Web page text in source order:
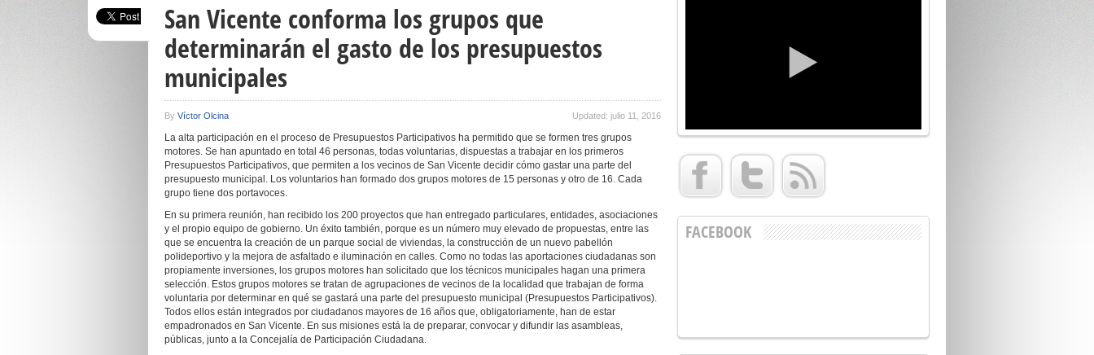
San Vicente conforma los grupos que
determinarán el gasto de los presupuestos
municipales
By Víctor Olcina Updated: julio 11, 2016
La alta participación en el proceso de Presupuestos Participativos ha permitido que se formen tres grupos
motores. Se han apuntado en total 46 personas, todas voluntarias, dispuestas a trabajar en los primeros
Presupuestos Participativos, que permiten a los vecinos de San Vicente decidir cómo gastar una parte del
presupuesto municipal. Los voluntarios han formado dos grupos motores de 15 personas y otro de 16. Cada
grupo tiene dos portavoces.
En su primera reunión, han recibido los 200 proyectos que han entregado particulares, entidades, asociaciones
y el propio equipo de gobierno. Un éxito también, porque es un número muy elevado de propuestas, entre las
que se encuentra la creación de un parque social de viviendas, la construcción de un nuevo pabellón
polideportivo y la mejora de asfaltado e iluminación en calles. Como no todas las aportaciones ciudadanas son
propiamente inversiones, los grupos motores han solicitado que los técnicos municipales hagan una primera
selección. Estos grupos motores se tratan de agrupaciones de vecinos de la localidad que trabajan de forma
voluntaria por determinar en qué se gastará una parte del presupuesto municipal (Presupuestos Participativos).
Todos ellos están integrados por ciudadanos mayores de 16 años que, obligatoriamente, han de estar
empadronados en San Vicente. En sus misiones está la de preparar, convocar y difundir las asambleas,
públicas, junto a la Concejalía de Participación Ciudadana.
FACEBOOK